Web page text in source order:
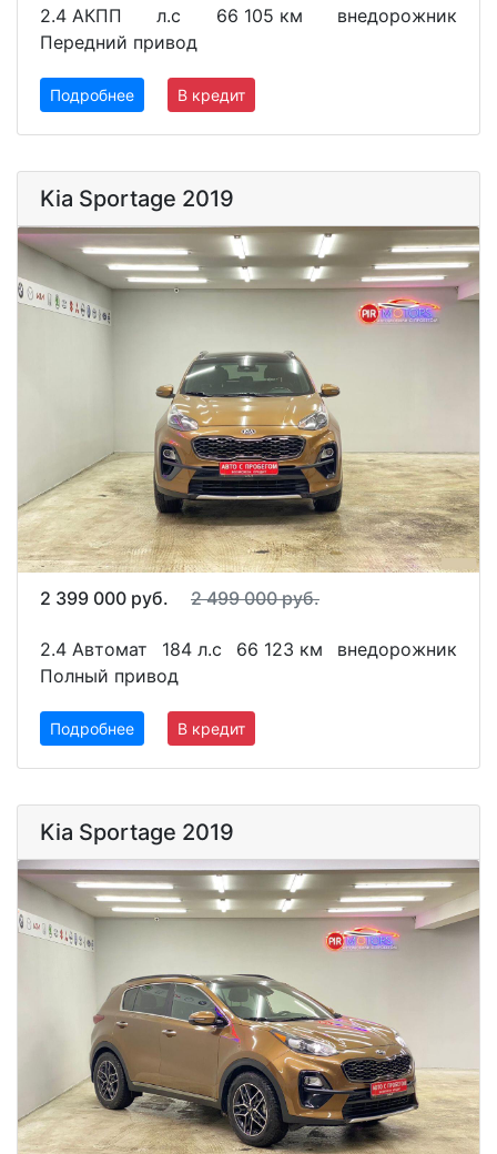
2.4 АКПП л.с 66 105 км
внедорожник
Передний привод
Подробнее В кредит
Kia Sportage 2019
2 399 000 руб. 2 499 000 руб.
2.4 Автомат 184 л.с 66 123 км
внедорожник
Полный привод
Подробнее В кредит
Kia Sportage 2019